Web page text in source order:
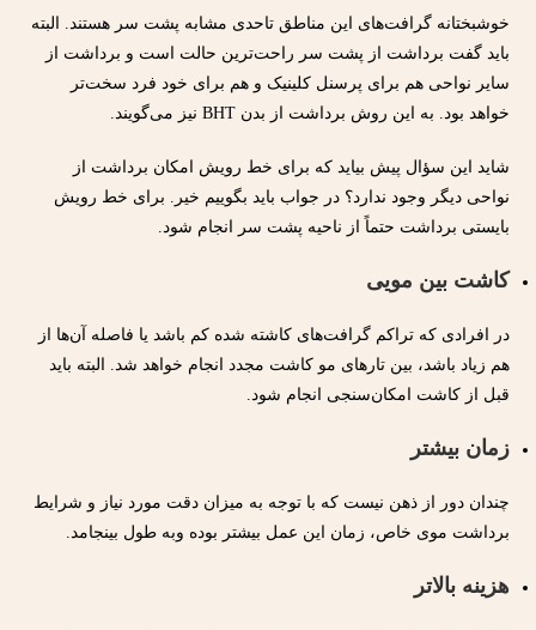
خوشبختانه گرافت‌های این مناطق تاحدی مشابه پشت سر هستند. البته
باید گفت برداشت از پشت سر راحت‌ترین حالت است و برداشت از
سایر نواحی هم برای پرسنل کلینیک و هم برای خود فرد سخت‌تر
خواهد بود. به این روش برداشت از بدن BHT نیز می‌گویند.
شاید این سؤال پیش بیاید که برای خط رویش امکان برداشت از
نواحی دیگر وجود ندارد؟ در جواب باید بگوییم خیر. برای خط رویش
بایستی برداشت حتماً از ناحیه پشت سر انجام شود.
کاشت بین مویی
در افرادی که تراکم گرافت‎‌های کاشته شده کم باشد یا فاصله‌ آن‌ها از
هم زیاد باشد، بین تارهای مو کاشت مجدد انجام خواهد شد. البته باید
قبل از کاشت امکان‌سنجی انجام شود.
زمان بیشتر
چندان دور از ذهن نیست که با توجه به میزان دقت مورد نیاز و شرایط
برداشت موی خاص، زمان این عمل بیشتر بوده وبه طول بینجامد.
هزینه بالاتر